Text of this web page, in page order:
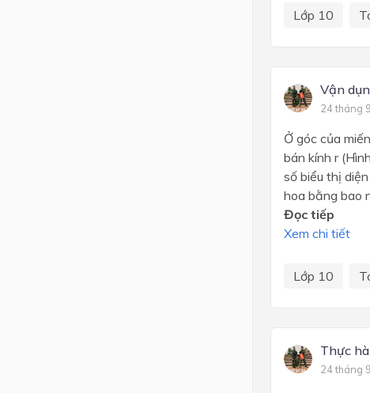
Lớp 10
Vận
24 tháng
Ở góc của
bán kính r
số biểu thị
hoa bằng bao
Đọc tiếp
Xem chi tiết
Lớp 10
Thực
24 tháng